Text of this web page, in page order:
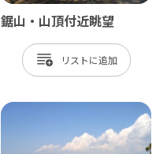
鋸山・山頂付近眺望
リスト